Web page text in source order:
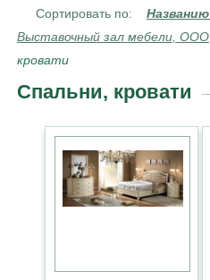
Сортировать по: Названию
Выставочный зал мебели, ООО
кровати
Спальни, кровати